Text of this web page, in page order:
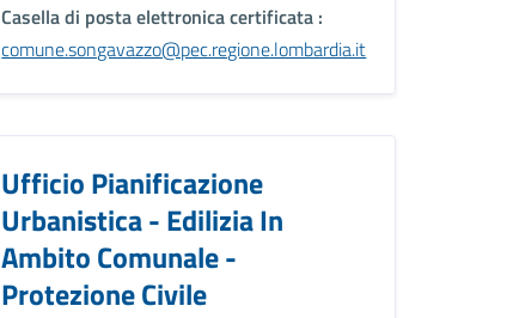
Casella di posta elettronica certificata :
comune.songavazzo@pec.regione.lombardia.it
Ufficio Pianificazione
Urbanistica - Edilizia In
Ambito Comunale -
Protezione Civile